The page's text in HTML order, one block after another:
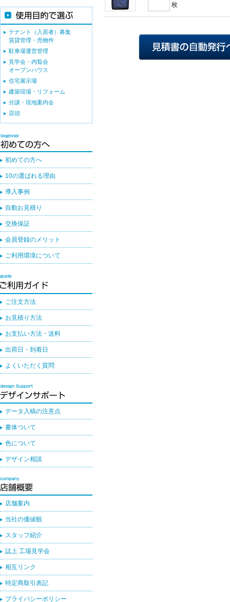
枚
テナント（入居者）募集
賃貸管理・売物件
駐車場運営管理
見学会・内覧会
オープンハウス
住宅展示場
建築現場・リフォーム
分譲・現地案内会
店頭
初めての方へ
10の選ばれる理由
導入事例
自動お見積り
交換保証
会員登録のメリット
ご利用環境について
ご注文方法
お見積り方法
お支払い方法・送料
出荷日・到着日
よくいただく質問
データ入稿の注意点
書体ついて
色について
デザイン相談
店舗案内
当社の価値観
スタッフ紹介
誌上 工場見学会
相互リンク
特定商取引表記
プライバシーポリシー